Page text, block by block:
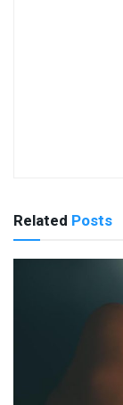
Related Posts